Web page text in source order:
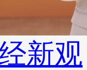
新观